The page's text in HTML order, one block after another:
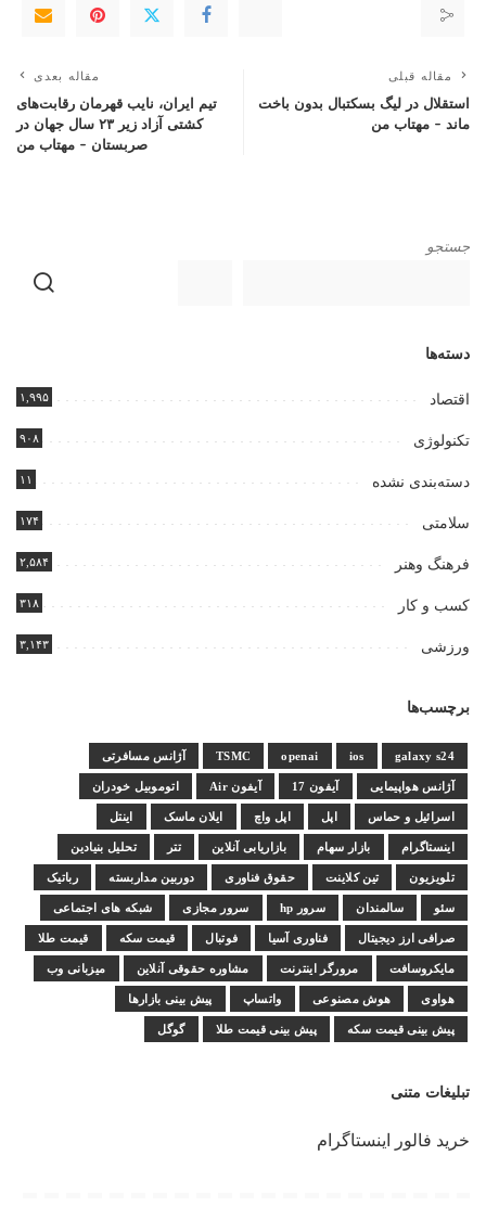
مقاله قبلی
استقلال در لیگ بسکتبال بدون باخت
ماند – مهتاب من
مقاله بعدی
تیم ایران، نایب قهرمان رقابت‌های
کشتی آزاد زیر ۲۳ سال جهان در
صربستان – مهتاب من
جستجو
دسته‌ها
اقتصاد ۱,۹۹۵
تکنولوژی ۹۰۸
دسته‌بندی نشده ۱۱
سلامتی ۱۷۴
فرهنگ وهنر ۲,۵۸۴
کسب و کار ۳۱۸
ورزشی ۳,۱۴۳
برچسب‌ها
galaxy s24
ios
openai
TSMC آژانس مسافرتی
آژانس هواپیمایی آیفون 17 آیفون Air اتوموبیل خودران
اسرائیل و حماس اپل اپل واچ ایلان ماسک اینتل
اینستاگرام بازار سهام بازاریابی آنلاین تتر تحلیل بنیادین
تلویزیون تین کلاینت حقوق فناوری دوربین مداربسته رباتیک
سئو سالمندان سرور hp سرور مجازی شبکه های اجتماعی
صرافی ارز دیجیتال فناوری آسیا فوتبال قیمت سکه قیمت طلا
مایکروسافت مرورگر اینترنت مشاوره حقوقی آنلاین میزبانی وب
هواوی هوش مصنوعی واتساپ پیش بینی بازارها
پیش بینی قیمت سکه پیش بینی قیمت طلا گوگل
تبلیغات متنی
خرید فالور اینستاگرام